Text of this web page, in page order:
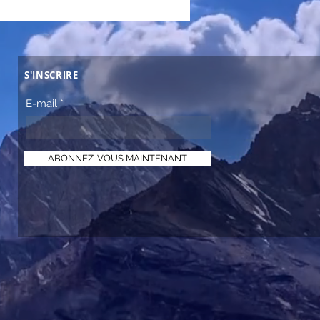
S'INSCRIRE
E-mail
ABONNEZ-VOUS MAINTENANT